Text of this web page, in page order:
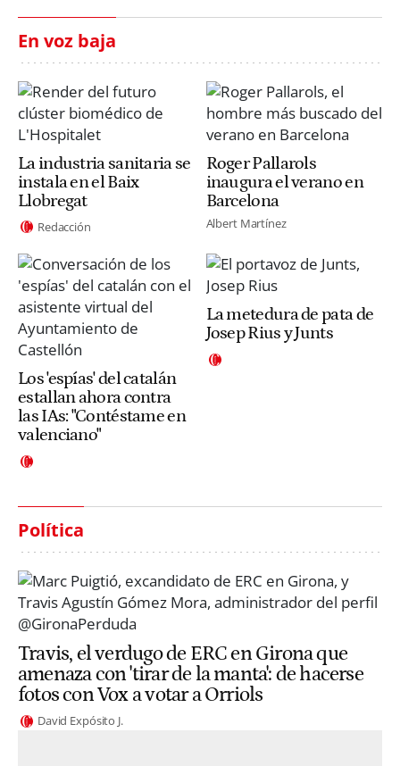
En voz baja
La industria sanitaria se
instala en el Baix
Llobregat
Redacción
Roger Pallarols
inaugura el verano en
Barcelona
Albert Martínez
Los 'espías' del catalán
estallan ahora contra
las IAs: "Contéstame en
valenciano"
La metedura de pata de
Josep Rius y Junts
Política
Travis, el verdugo de ERC en Girona que
amenaza con 'tirar de la manta': de hacerse
fotos con Vox a votar a Orriols
David Expósito J.